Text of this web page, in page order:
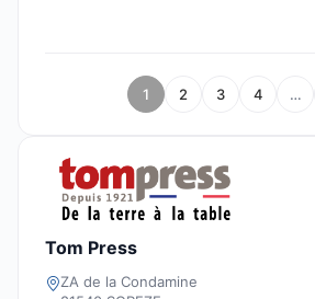
1 2 3 4 …
Tom Press
ZA de la Condamine